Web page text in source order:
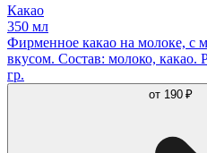
Какао
350 мл
Фирменное какао на молоке,
вкусом. Состав: молоко,
гр.
от 190 ₽